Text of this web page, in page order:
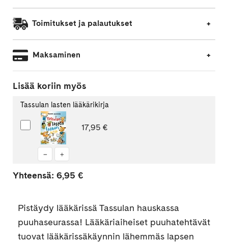
Toimitukset ja palautukset
Maksaminen
Lisää koriin myös
Tassulan lasten lääkärikirja
Sisällytä
myös
Tassulan
lasten
- +
17,95 €
Yhteensä: 6,95 €
Pistäydy lääkärissä Tassulan hauskassa
puuhaseurassa! Lääkäriaiheiset puuhatehtävät
tuovat lääkärissäkäynnin lähemmäs lapsen